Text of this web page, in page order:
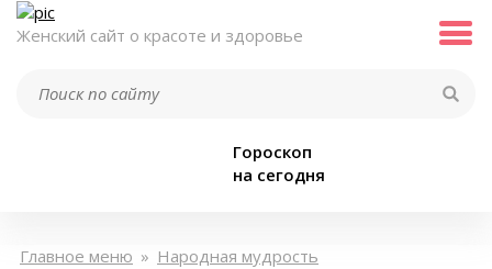
Женский сайт о красоте и здоровье
Гороскоп
на сегодня
Главное меню » Народная мудрость